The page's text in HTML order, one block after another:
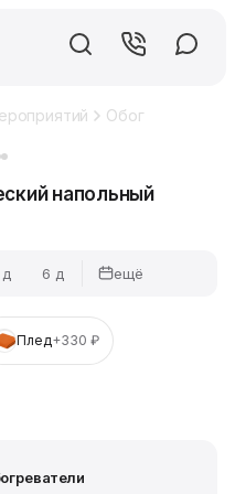
Обогреватели
напольный
6 д
ещё
Плед+330 ₽